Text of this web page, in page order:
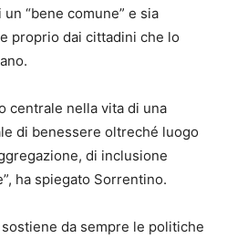
“bene comune” e sia
proprio dai cittadini che lo
centrale nella vita di una
di benessere oltreché luogo
di inclusione
ha spiegato Sorrentino.
da sempre le politiche